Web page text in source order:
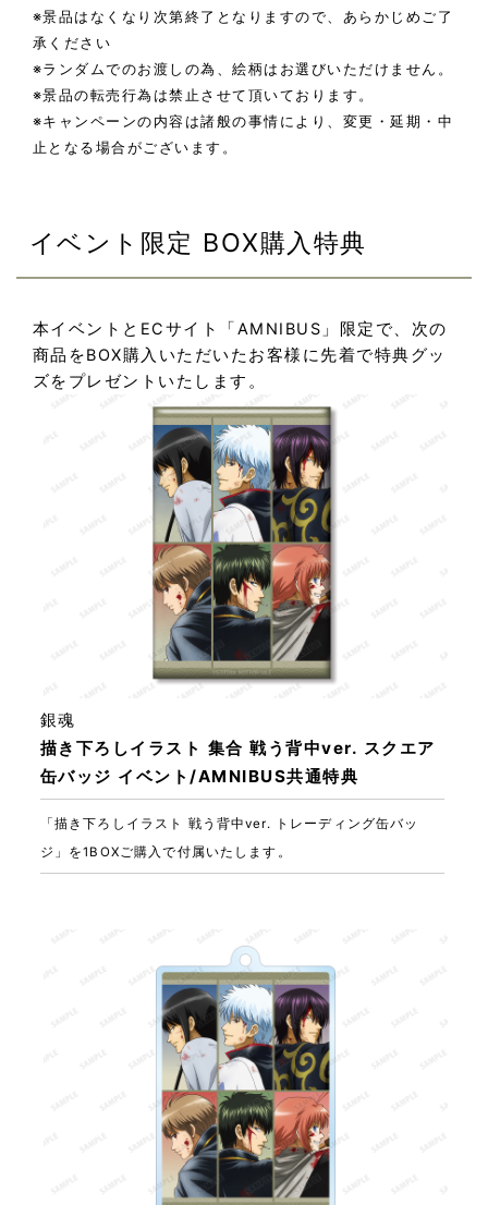
※景品はなくなり次第終了となりますので、あらかじめご了
承ください
※ランダムでのお渡しの為、絵柄はお選びいただけません。
※景品の転売行為は禁止させて頂いております。
※キャンペーンの内容は諸般の事情により、変更・延期・中
止となる場合がございます。
イベント限定 BOX購入特典
本イベントとECサイト「AMNIBUS」限定で、次の
商品をBOX購入いただいたお客様に先着で特典グッ
ズをプレゼントいたします。
描き下ろしイラスト 集合 戦う背中ver. スクエア
缶バッジ イベント/AMNIBUS共通特典
銀魂
「描き下ろしイラスト 戦う背中ver. トレーディング缶バッ
ジ」を1BOXご購入で付属いたします。